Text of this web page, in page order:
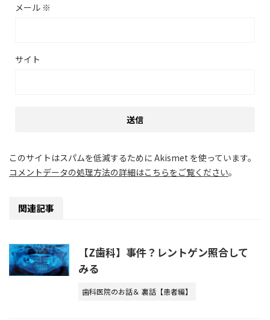
メール ※
サイト
このサイトはスパムを低減するために Akismet を使っています。
コメントデータの処理方法の詳細はこちらをご覧ください。
関連記事
【Z歯科】事件？レントゲン照合して
みる
歯科医院のお話＆ 裏話【患者編】